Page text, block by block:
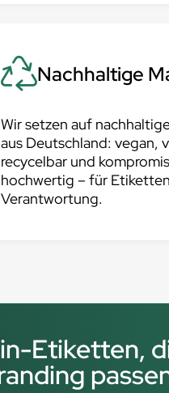
Nachhaltige
Wir setzen auf
aus Deutschland: vegan,
recycelbar und
hochwertig – für
Verantwortung.
Etiketten,